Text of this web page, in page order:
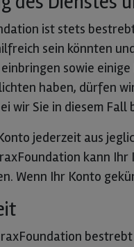
ist stets
sein könnten
sowie
haben, dürfen
wir Sie in diesem
jederzeit aus
kann Ihr
Wenn Ihr Konto